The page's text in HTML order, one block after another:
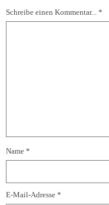
Schreibe einen Kommentar... *
Name *
E-Mail-Adresse *